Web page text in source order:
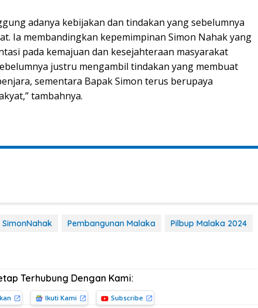
adanya kebijakan dan tindakan yang sebelumnya
Ia membandingkan kepemimpinan Simon Nahak yang
pada kemajuan dan kesejahteraan masyarakat
justru mengambil tindakan yang membuat
sementara Bapak Simon terus berupaya
tambahnya.
Pembangunan Malaka
Pilbup Malaka 2024
Terhubung Dengan Kami:
Ikuti Kami Subscribe